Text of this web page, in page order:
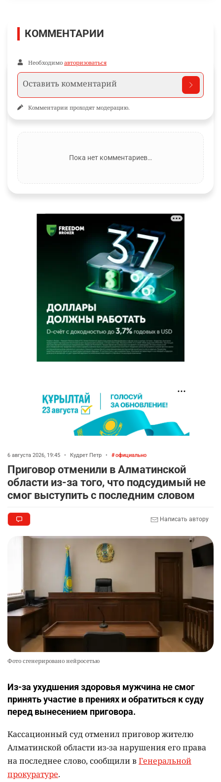
КОММЕНТАРИИ
Необходимо авторизоваться
Комментарии проходят модерацию.
Пока нет комментариев…
6 августа 2026, 19:45 • Кудрет Петр • официально
Приговор отменили в Алматинской
области из-за того, что подсудимый не
смог выступить с последним словом
Написать автору
Фото сгенерировано нейросетью
Из-за ухудшения здоровья мужчина не смог
принять участие в прениях и обратиться к суду
перед вынесением приговора.
Кассационный суд отменил приговор жителю
Алматинской области из-за нарушения его права
на последнее слово, сообщили вГенеральной
прокуратуре.